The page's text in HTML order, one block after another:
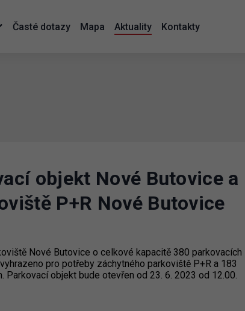
Časté dotazy Mapa Aktuality Kontakty
objekt Nové Butovice a
P+R Nové Butovice
Nové Butovice o celkové kapacitě 380 parkovacích
pro potřeby záchytného parkoviště P+R a 183
objekt bude otevřen od 23. 6. 2023 od 12.00.